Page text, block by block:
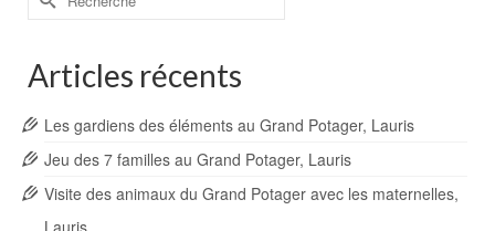
Articles récents
Les gardiens des éléments au Grand Potager, Lauris
Jeu des 7 familles au Grand Potager, Lauris
Visite des animaux du Grand Potager avec les maternelles,